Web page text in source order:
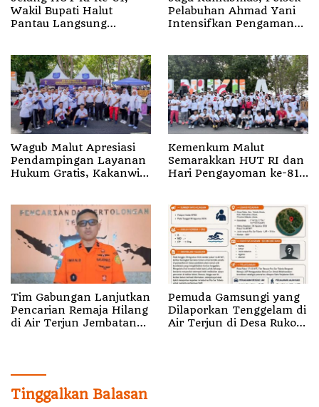
Wakil Bupati Halut
Pantau Langsung
Pelabuhan Ahmad Yani
Intensifkan Pengamanan
Wagub Malut Apresiasi
Pendampingan Layanan
Hukum Gratis, Kakanwil:
Kemenkum Malut
Semarakkan HUT RI dan
Hari Pengayoman ke-81
Tim Gabungan Lanjutkan
Pencarian Remaja Hilang
di Air Terjun Jembatan
Pemuda Gamsungi yang
Dilaporkan Tenggelam di
Air Terjun di Desa Ruko
Tinggalkan Balasan